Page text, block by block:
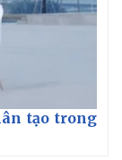
tạo trong